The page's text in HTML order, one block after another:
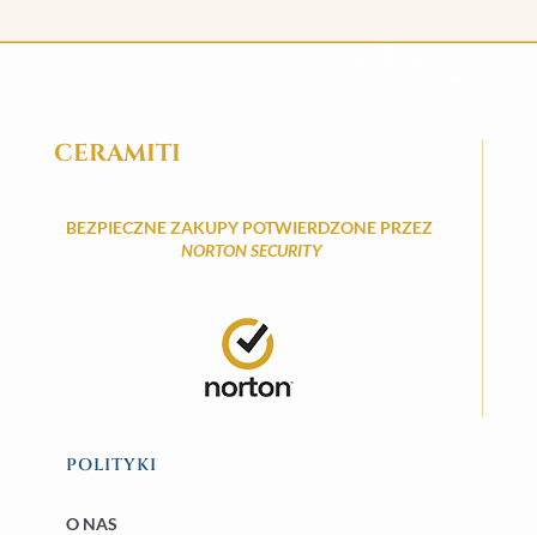
CERAMITI
BEZPIECZNE ZAKUPY POTWIERDZONE PRZEZ
NORTON SECURITY
POLITYKI
O NAS